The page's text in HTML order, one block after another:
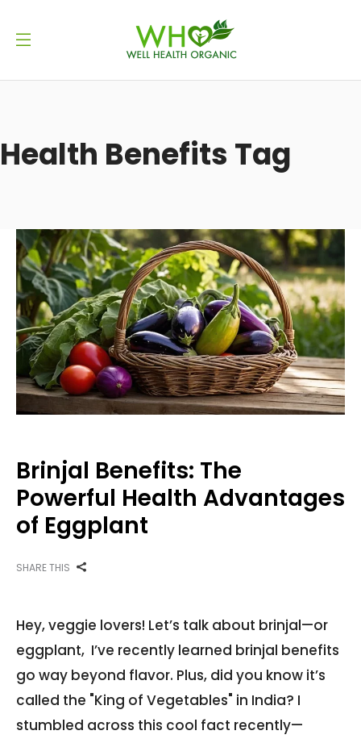
Health Benefits Tag
Brinjal Benefits: The
Powerful Health Advantages
of Eggplant
SHARE THIS
Hey, veggie lovers! Let’s talk about brinjal—or
eggplant, I’ve recently learned brinjal benefits
go way beyond flavor. Plus, did you know it’s
called the "King of Vegetables" in India? I
stumbled across this cool fact recently—